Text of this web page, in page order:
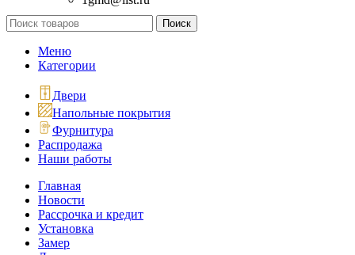
Поиск
Меню
Категории
Двери
Напольные покрытия
Фурнитура
Распродажа
Наши работы
Главная
Новости
Рассрочка и кредит
Установка
Замер